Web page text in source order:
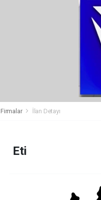
Firmalar İlan Detayı
Eti